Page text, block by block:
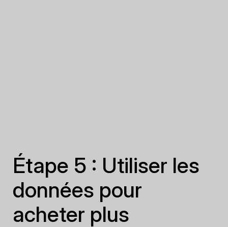
Étape 5 : Utiliser les
données pour
acheter plus